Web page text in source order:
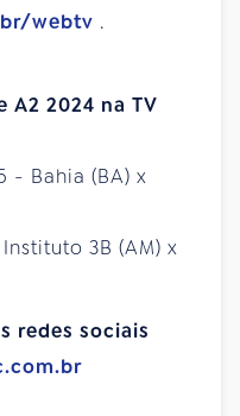
webtv .
A2 2024 na TV
- Bahia (BA) x
3B (AM) x
redes sociais